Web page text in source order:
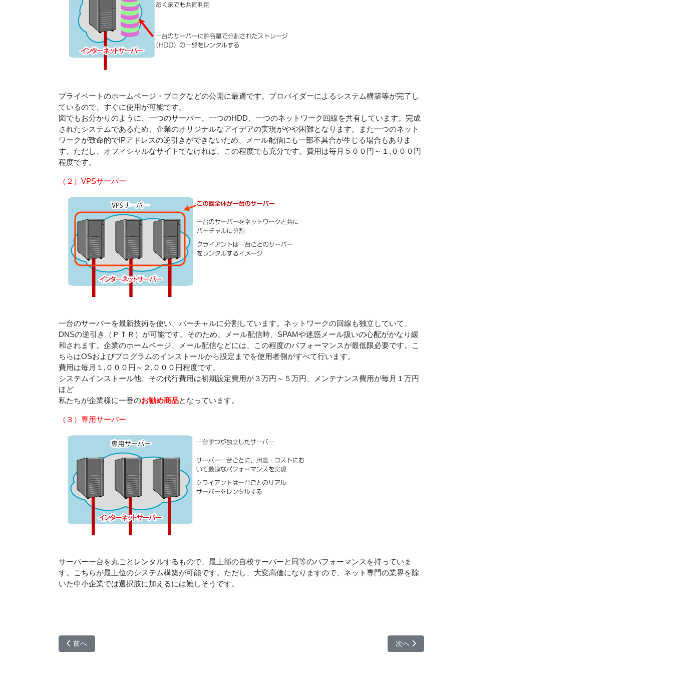
プライベートのホームページ・ブログなどの公開に最適です。プロバイダーによるシステム構築等が完了し
ているので、すぐに使用が可能です。
図でもお分かりのように、一つのサーバー、一つのHDD、一つのネットワーク回線を共有しています。完成
されたシステムであるため、企業のオリジナルなアイデアの実現がやや困難となります。また一つのネット
ワークが致命的でIPアドレスの逆引きができないため、メール配信にも一部不具合が生じる場合もありま
す。ただし、オフィシャルなサイトでなければ、この程度でも充分です。費用は毎月５００円～１,０００円
程度です。
（２）VPSサーバー
一台のサーバーを最新技術を使い、バーチャルに分割しています。ネットワークの回線も独立していて、
DNSの逆引き（ＰＴＲ）が可能です。そのため、メール配信時、SPAMや迷惑メール扱いの心配がかなり緩
和されます。企業のホームページ、メール配信などには、この程度のパフォーマンスが最低限必要です。こ
ちらはOSおよびプログラムのインストールから設定までを使用者側がすべて行います。
費用は毎月１,０００円～２,０００円程度です。
システムインストール他、その代行費用は初期設定費用が３万円～５万円、メンテナンス費用が毎月１万円
ほど
私たちが企業様に一番のお勧め商品となっています。
（３）専用サーバー
サーバー一台を丸ごとレンタルするもので、最上部の自校サーバーと同等のパフォーマンスを持っていま
す。こちらが最上位のシステム構築が可能です。ただし、大変高価になりますので、ネット専門の業界を除
いた中小企業では選択肢に加えるには難しそうです。
前の記事へ: クライアント構築
前へ 次の記事へ: ITコンサルティング
次へ